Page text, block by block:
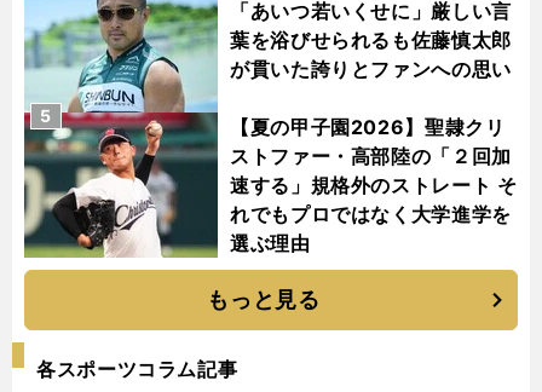
「あいつ若いくせに」厳しい言
葉を浴びせられるも佐藤慎太郎
が貫いた誇りとファンへの思い
【夏の甲子園2026】聖隷クリ
ストファー・高部陸の「２回加
速する」規格外のストレート そ
れでもプロではなく大学進学を
選ぶ理由
5
もっと見る
各スポーツコラム記事